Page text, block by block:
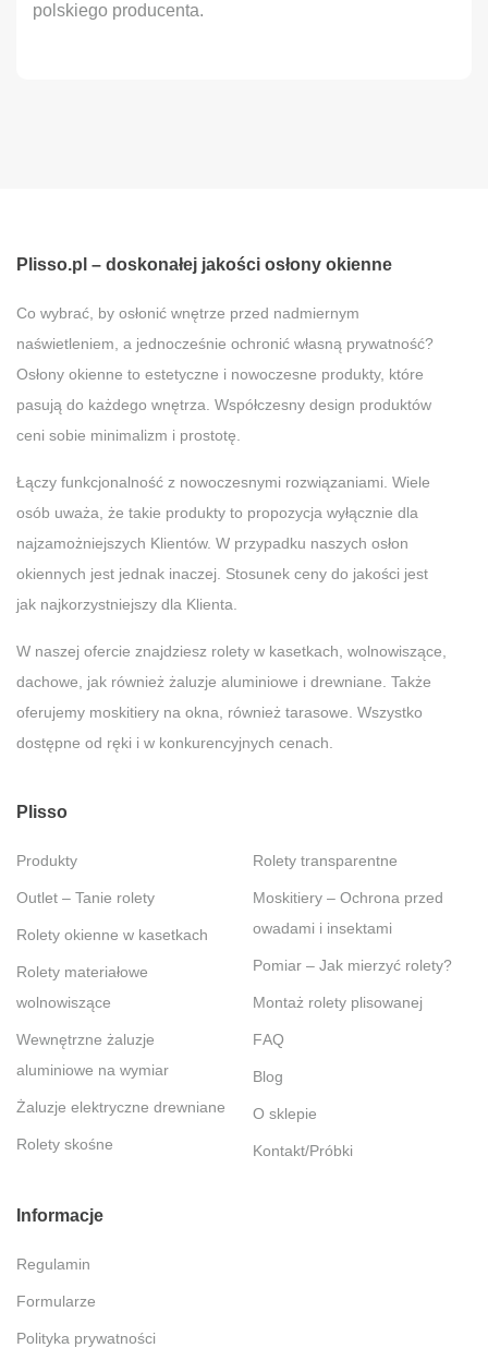
polskiego producenta.
Plisso.pl – doskonałej jakości osłony okienne
Co wybrać, by osłonić wnętrze przed nadmiernym
naświetleniem, a jednocześnie ochronić własną prywatność?
Osłony okienne to estetyczne i nowoczesne produkty, które
pasują do każdego wnętrza. Współczesny design produktów
ceni sobie minimalizm i prostotę.
Łączy funkcjonalność z nowoczesnymi rozwiązaniami. Wiele
osób uważa, że takie produkty to propozycja wyłącznie dla
najzamożniejszych Klientów. W przypadku naszych osłon
okiennych jest jednak inaczej. Stosunek ceny do jakości jest
jak najkorzystniejszy dla Klienta.
W naszej ofercie znajdziesz rolety w kasetkach, wolnowiszące,
dachowe, jak również żaluzje aluminiowe i drewniane. Także
oferujemy moskitiery na okna, również tarasowe. Wszystko
dostępne od ręki i w konkurencyjnych cenach.
Plisso
Produkty
Outlet – Tanie rolety
Rolety okienne w kasetkach
Rolety materiałowe
wolnowiszące
Wewnętrzne żaluzje
aluminiowe na wymiar
Żaluzje elektryczne drewniane
Rolety skośne
Rolety transparentne
Moskitiery – Ochrona przed
owadami i insektami
Pomiar – Jak mierzyć rolety?
Montaż rolety plisowanej
FAQ
Blog
O sklepie
Kontakt/Próbki
Informacje
Regulamin
Formularze
Polityka prywatności